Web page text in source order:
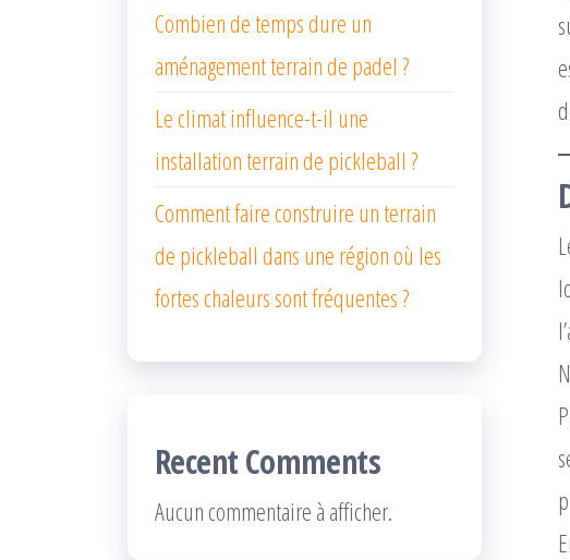
Combien de temps dure un
aménagement terrain de padel ?
Le climat influence-t-il une
installation terrain de pickleball ?
Comment faire construire un terrain
de pickleball dans une région où les
fortes chaleurs sont fréquentes ?
Recent Comments
Aucun commentaire à afficher.